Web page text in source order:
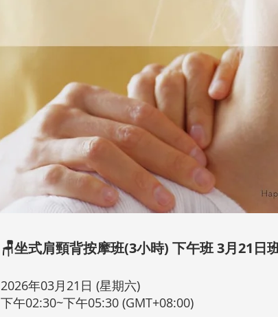
🪑坐式肩頸背按摩班(3小時) 下午班 3月21日
2026年03月21日 (星期六)
下午02:30~下午05:30 (GMT+08:00)